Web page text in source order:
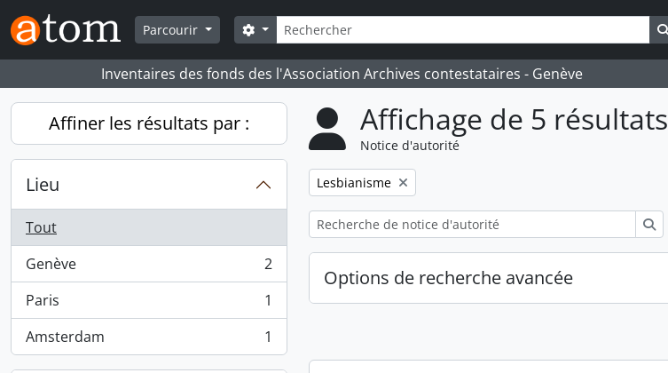
Skip to main content
Parcourir
Rechercher
Search options
Inventaires des fonds des l'Association Archives contestataires - Genève
Affiner les résultats par :
Lieu
Tout
Genève
, 2 résultats
2
Paris
, 1 résultats
1
Amsterdam
, 1 résultats 1
Affichage de 5 résultats
Notice d'autorité
Remove filter:
Lesbianisme
Options de recherche avancée